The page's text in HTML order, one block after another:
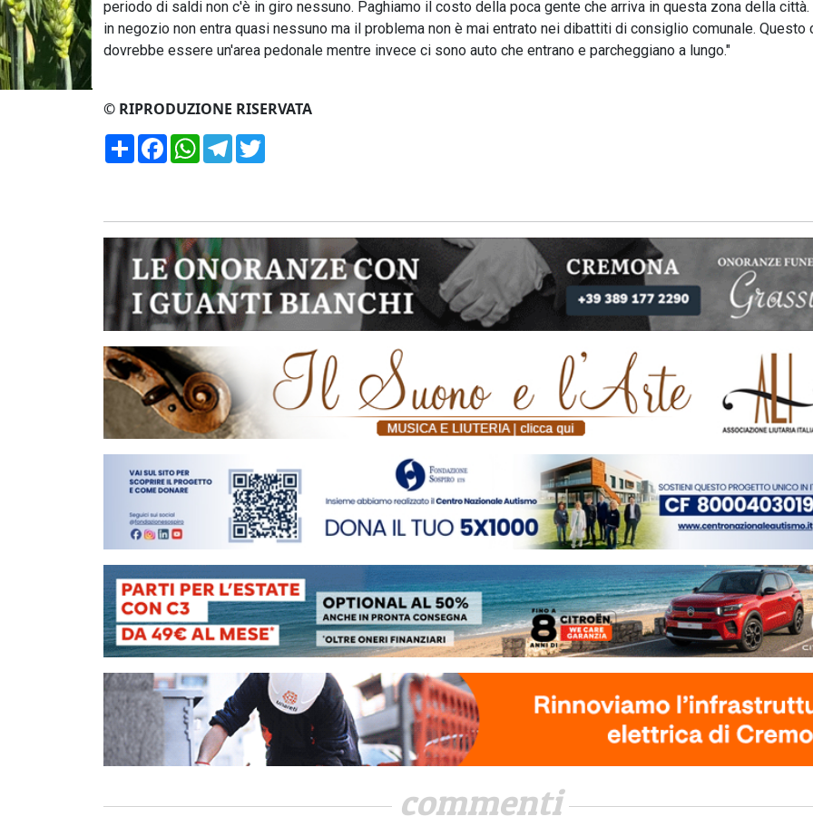
periodo di saldi non c'è in giro nessuno. Paghiamo il costo della poca gente che arriva in questa zona della
in negozio non entra quasi nessuno ma il problema non è mai entrato nei dibattiti di consiglio comunale. Questo
dovrebbe essere un'area pedonale mentre invece ci sono auto che entrano e parcheggiano a lungo."
© RIPRODUZIONE RISERVATA
CondividiFacebookWhatsApp
Telegram
commenti